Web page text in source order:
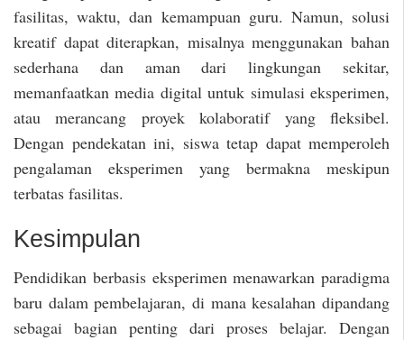
fasilitas, waktu, dan kemampuan guru. Namun, solusi
kreatif dapat diterapkan, misalnya menggunakan bahan
sederhana dan aman dari lingkungan sekitar,
memanfaatkan media digital untuk simulasi eksperimen,
atau merancang proyek kolaboratif yang fleksibel.
Dengan pendekatan ini, siswa tetap dapat memperoleh
pengalaman eksperimen yang bermakna meskipun
terbatas fasilitas.
Kesimpulan
Pendidikan berbasis eksperimen menawarkan paradigma
baru dalam pembelajaran, di mana kesalahan dipandang
sebagai bagian penting dari proses belajar. Dengan